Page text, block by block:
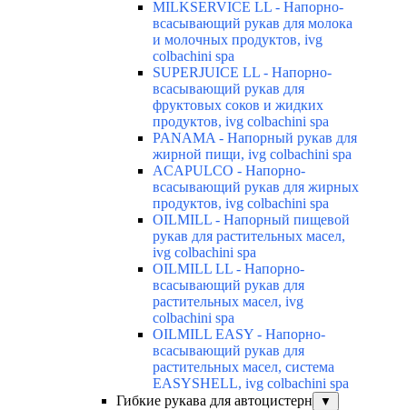
MILKSERVICE LL - Напорно-
всасывающий рукав для молока
и молочных продуктов, ivg
colbachini spa
SUPERJUICE LL - Напорно-
всасывающий рукав для
фруктовых соков и жидких
продуктов, ivg colbachini spa
PANAMA - Напорный рукав для
жирной пищи, ivg colbachini spa
ACAPULCO - Напорно-
всасывающий рукав для жирных
продуктов, ivg colbachini spa
OILMILL - Напорный пищевой
рукав для растительных масел,
ivg colbachini spa
OILMILL LL - Напорно-
всасывающий рукав для
растительных масел, ivg
colbachini spa
OILMILL EASY - Напорно-
всасывающий рукав для
растительных масел, система
EASYSHELL, ivg colbachini spa
Гибкие рукава для автоцистерн
▼